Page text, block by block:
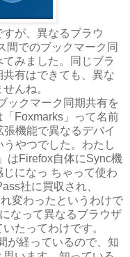
が、異なるブラウ
間でのブックマーク同
みました。同じブラ
有はできても、異な
んね。
ックマーク同期共有を
Foxmarks」って名前
機能で異なるデバイ
やつでした。わたし
はFirefox自体にSync機
になっ ちゃって使わ
社に買収され、
変わったというわけで
なって異なるブラウザ
たってわけです。
が経っているので、知